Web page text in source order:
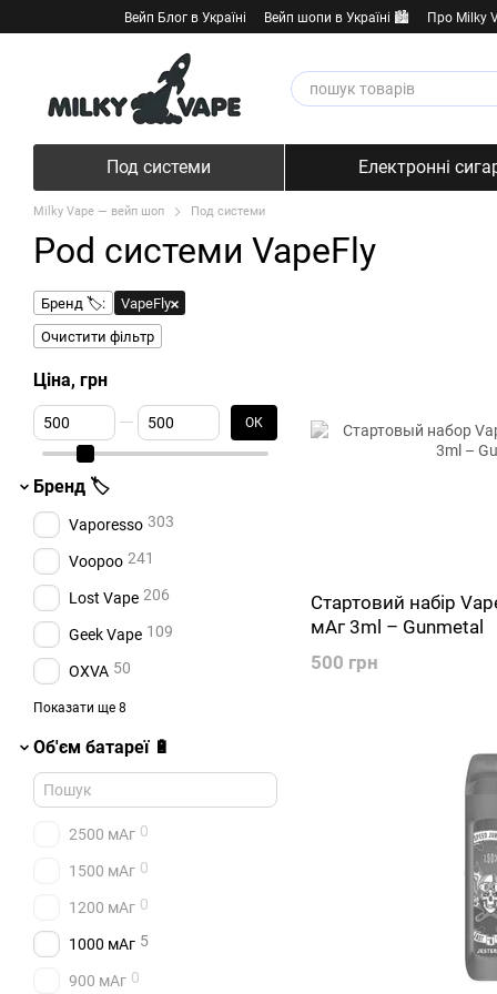
Перейти к основному контенту
Вейп Блог в Україні Вейп шопи в Україні 🏙️ Про Milky
Под системи Електронні
Milky Vape — вейп шоп Под системи
Pod системи VapeFly
Стартовий набір
мАг 3ml – Gunmetal
500 грн
Бренд 🏷️:
VapeFly
Очистити фільтр
Ціна, грн
От Ціна, грн
До Ціна, грн ОК
Бренд 🏷️
Vaporesso 303
Voopoo 241
Lost Vape 206
Geek Vape 109
OXVA 50
SMOK 114
Suorin 73
14
Показати ще 8
Об'єм батареї 🔋
2500 мАг 0
1500 мАг 0
1200 мАг 0
1000 мАг 5
900 мАг 0